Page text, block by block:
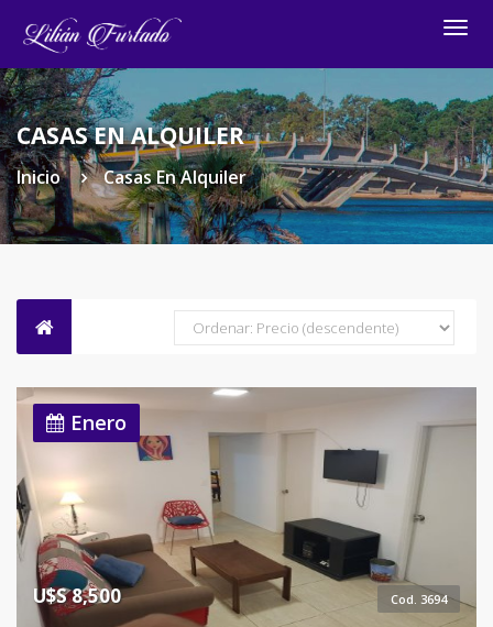
CASAS EN ALQUILER
Inicio Casas En Alquiler
Enero
Cod. 3694
U$S 8,500